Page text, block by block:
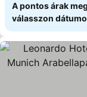
A pontos árak
válasszon